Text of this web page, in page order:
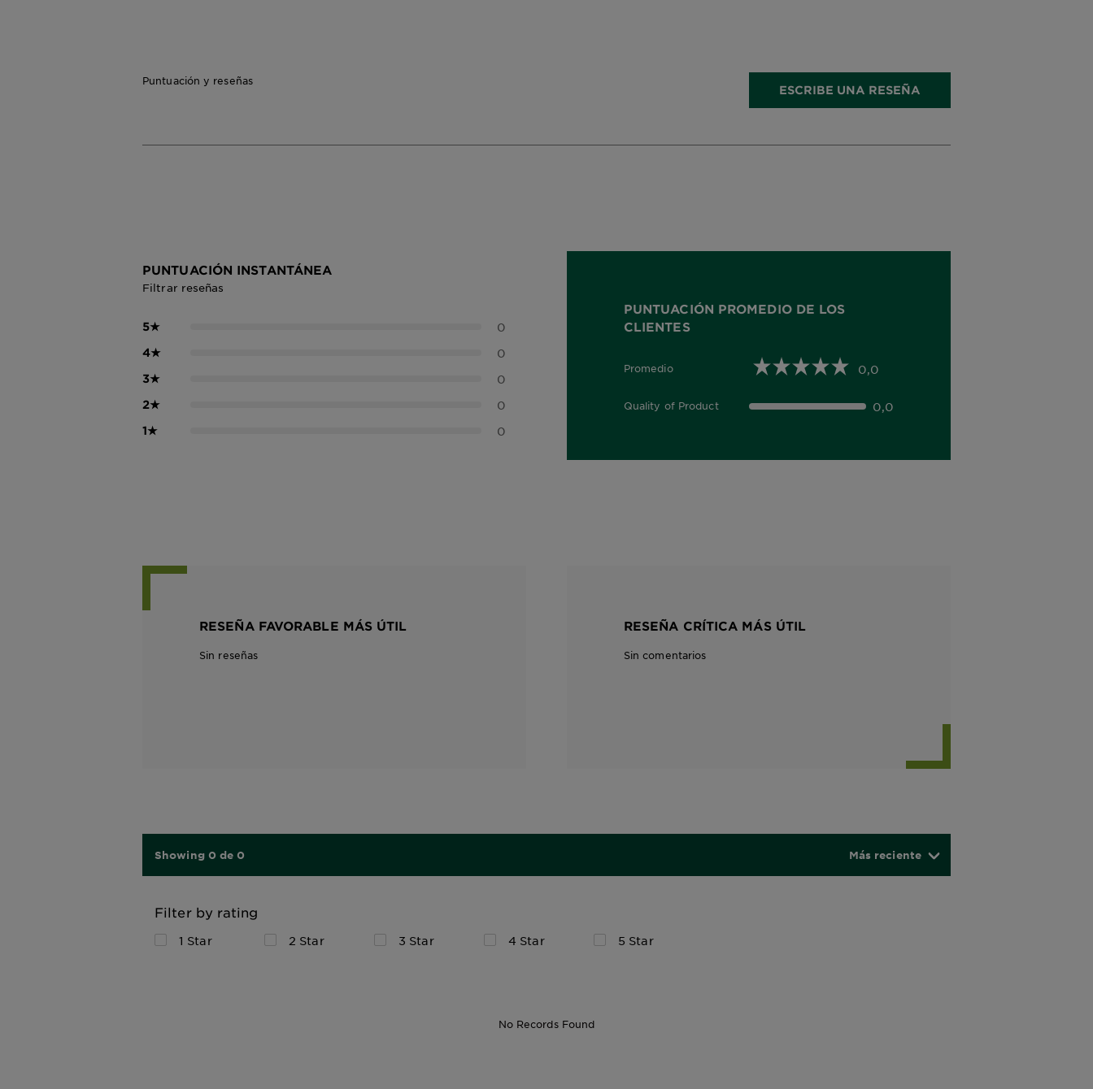
Puntuación y reseñas
ESCRIBE UNA RESEÑA
PUNTUACIÓN INSTANTÁNEA
Filtrar reseñas
5★ 0
4★ 0
3★ 0
2★ 0
1★ 0
PUNTUACIÓN PROMEDIO DE LOS
CLIENTES
Promedio
0,0 out of 5 stars 0,0
Quality of Product
0,0 out of 5 stars 0,0
RESEÑA FAVORABLE MÁS ÚTIL
Sin reseñas
RESEÑA CRÍTICA MÁS ÚTIL
Sin comentarios
Showing 0 de 0 Más reciente
Filter by rating
1 Star 2 Star 3 Star 4 Star 5 Star
No Records Found